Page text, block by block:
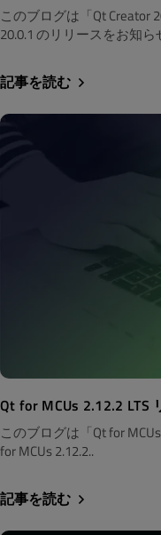
このブログは「Qt Creator
20.0.1 のリリースをお知ら
記事を読む
Qt for MCUs 2.12.2 LTS
このブログは「Qt for
for MCUs 2.12.2..
記事を読む